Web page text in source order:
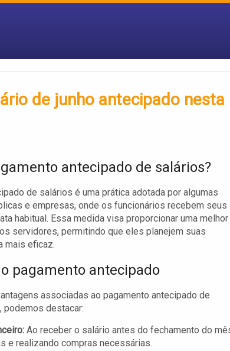
de junho antecipado nesta
antecipado de salários?
de salários é uma prática adotada por algumas
e empresas, onde os funcionários recebem seus
habitual. Essa medida visa proporcionar uma melhor
servidores, permitindo que eles planejem suas
mais eficaz.
pagamento antecipado
associadas ao pagamento antecipado de
podemos destacar:
Ao receber o salário antes do fechamento do
e realizando compras necessárias.